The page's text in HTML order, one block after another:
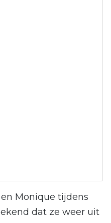
Monique tijdens
dat ze weer uit